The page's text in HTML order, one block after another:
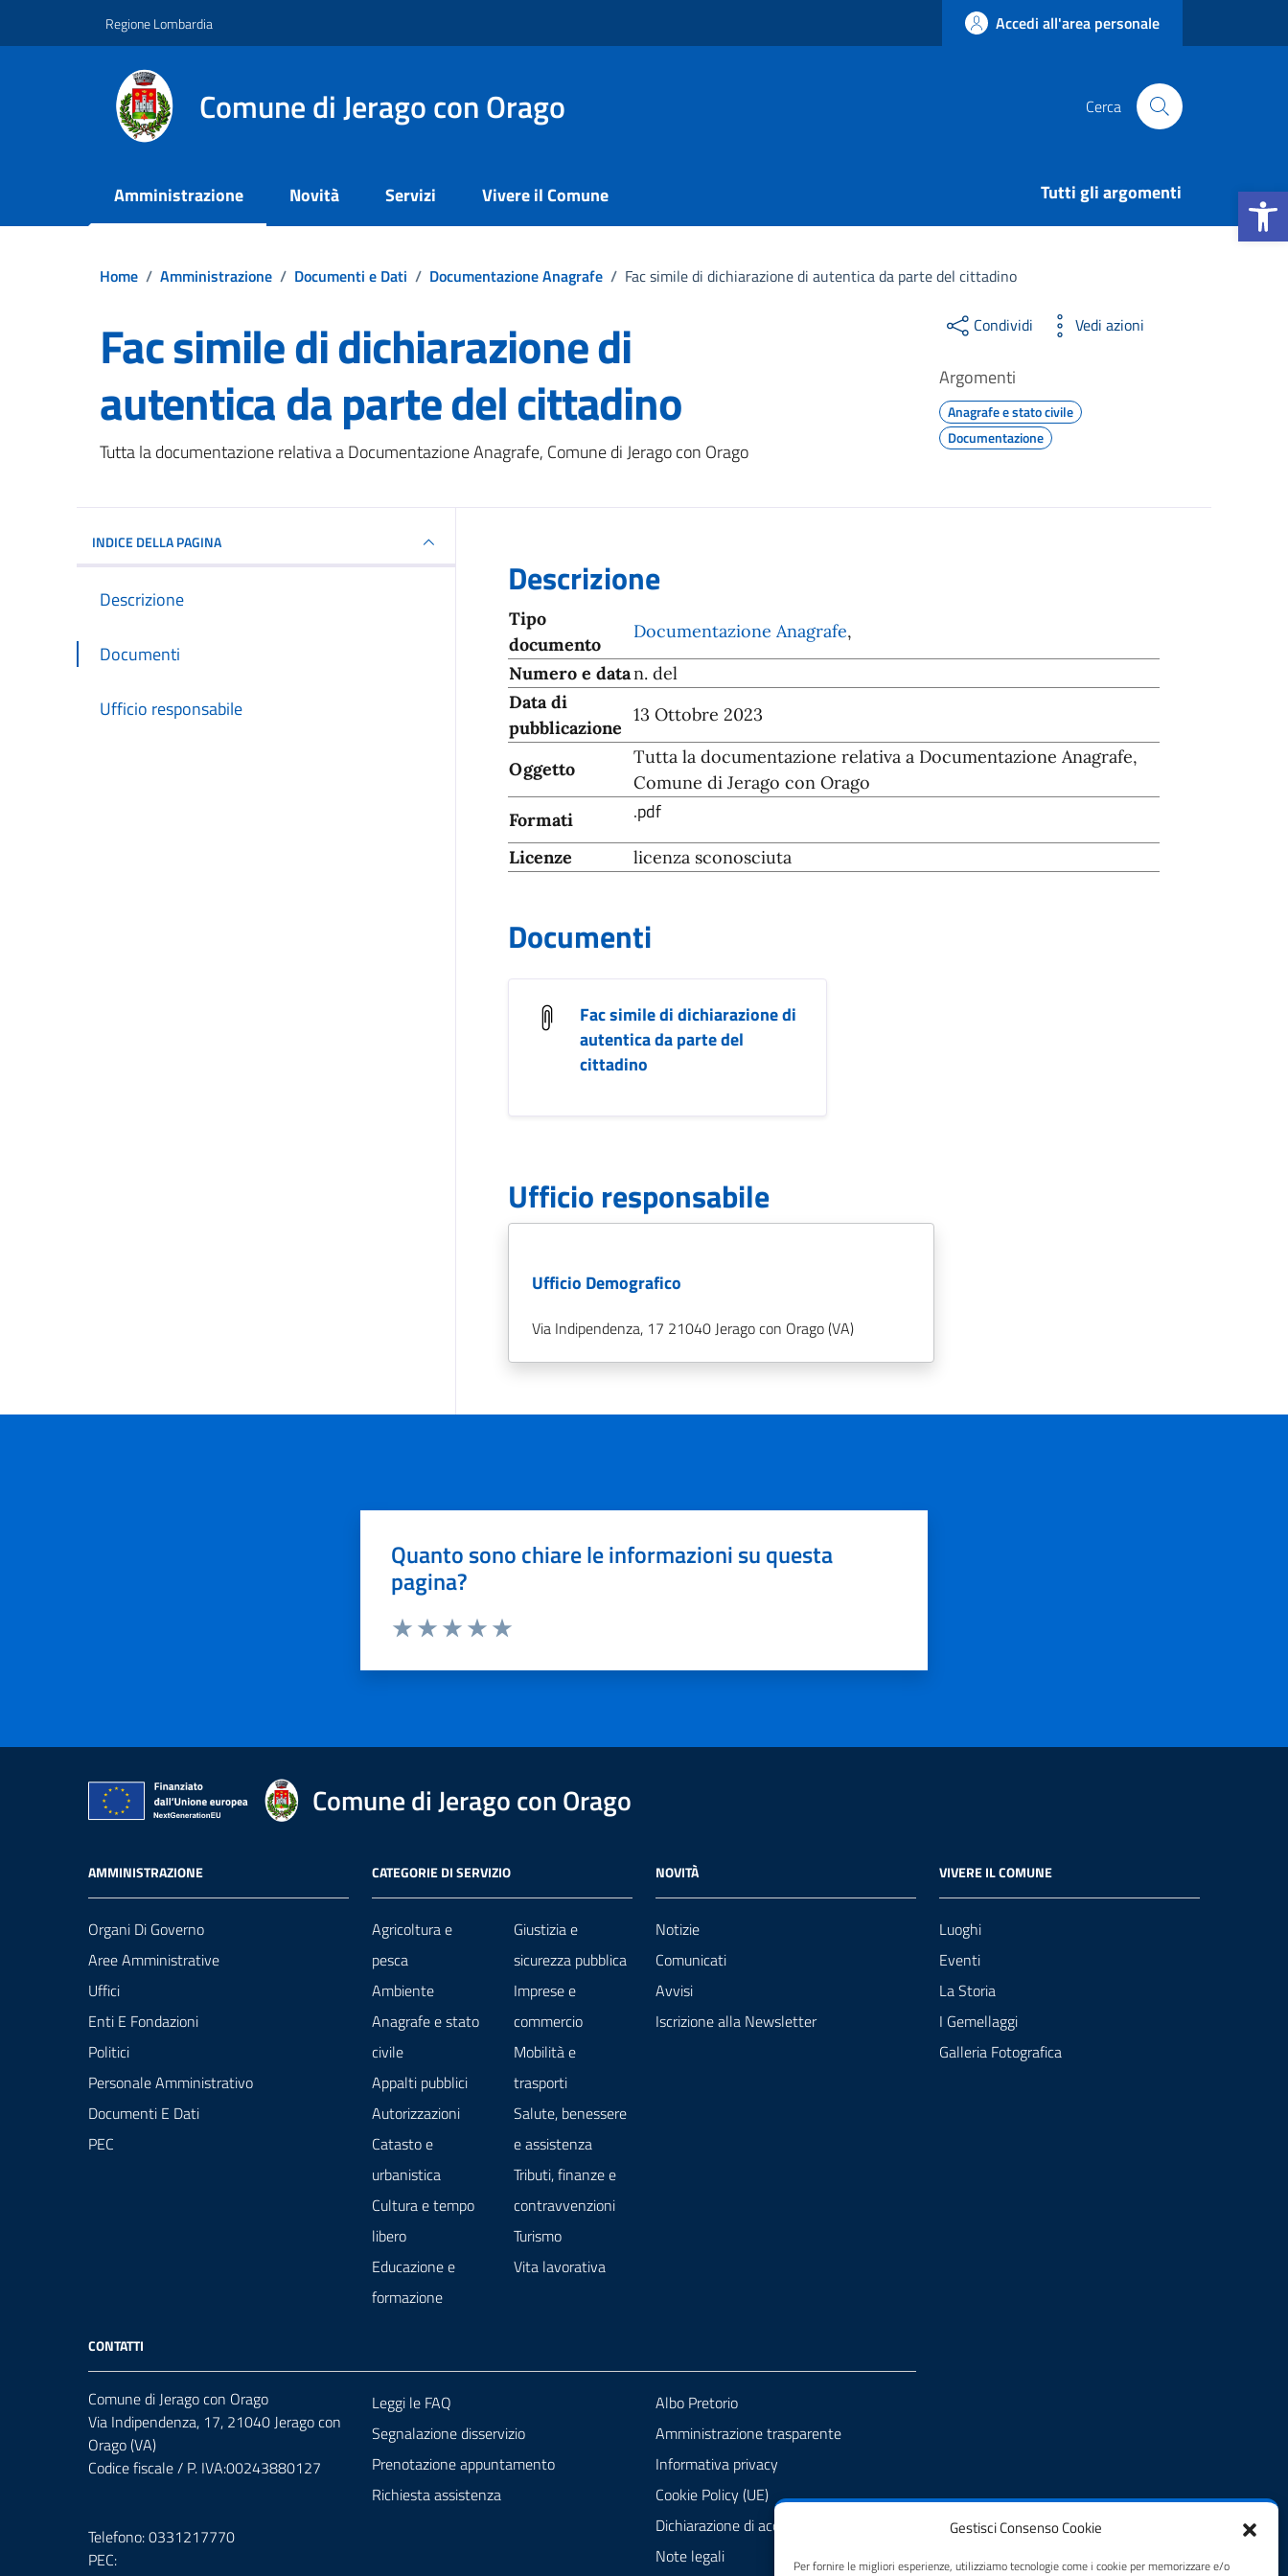
Apri la
Gestisci Consenso Cookie
Per fornire le migliori esperienze, utilizziamo tecnologie come i cookie per memorizzare e/o
Regione Lombardia Accedi all'area personale
Comune di Jerago con Orago Cerca
Amministrazione Novità Servizi Vivere il Comune Tutti gli argomenti
Home / Amministrazione / Documenti e Dati / Documentazione Anagrafe / Fac simile di dichiarazione di autentica da parte del cittadino
Fac simile di dichiarazione di
autentica da parte del cittadino
Dettagli del documento
Tutta la documentazione relativa a Documentazione Anagrafe, Comune di Jerago con Orago
Condividi Vedi azioni
Argomenti
Anagrafe e stato civile
Documentazione
INDICE DELLA PAGINA
Descrizione
Documenti
Ufficio responsabile
Descrizione
Tipo
documento
Documentazione Anagrafe,
Numero e datan. del
Data di
pubblicazione
13 Ottobre 2023
Oggetto
Tutta la documentazione relativa a Documentazione Anagrafe,
Comune di Jerago con Orago
Formati
.pdf
Licenze licenza sconosciuta
Documenti
Fac simile di dichiarazione di
autentica da parte del
cittadino
Ufficio responsabile
Ufficio Demografico
Via Indipendenza, 17 21040 Jerago con Orago (VA)
Quanto sono chiare le informazioni su questa
pagina?
Comune di Jerago con Orago
AMMINISTRAZIONE
Organi Di Governo
Aree Amministrative
Uffici
Enti E Fondazioni
Politici
Personale Amministrativo
Documenti E Dati
PEC
CATEGORIE DI SERVIZIO
Agricoltura e
pesca
Ambiente
Anagrafe e stato
civile
Appalti pubblici
Autorizzazioni
Catasto e
urbanistica
Cultura e tempo
libero
Educazione e
formazione
Giustizia e
sicurezza pubblica
Imprese e
commercio
Mobilità e
trasporti
Salute, benessere
e assistenza
Tributi, finanze e
contravvenzioni
Turismo
Vita lavorativa
NOVITÀ
Notizie
Comunicati
Avvisi
Iscrizione alla Newsletter
VIVERE IL COMUNE
Luoghi
Eventi
La Storia
I Gemellaggi
Galleria Fotografica
CONTATTI
Comune di Jerago con Orago
Via Indipendenza, 17, 21040 Jerago con
Orago (VA)
Codice fiscale / P. IVA:00243880127
Telefono: 0331217770
PEC:
Leggi le FAQ
Segnalazione disservizio
Prenotazione appuntamento
Richiesta assistenza
Albo Pretorio
Amministrazione trasparente
Informativa privacy
Cookie Policy (UE)
Dichiarazione di accessibilità
Note legali